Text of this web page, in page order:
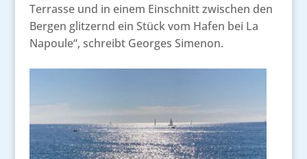
Terrasse und in einem Einschnitt zwischen den
Bergen glitzernd ein Stück vom Hafen bei La
Napoule“, schreibt Georges Simenon.